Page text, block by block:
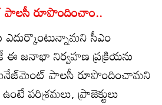
రూపొందించాం..
ఎదుర్కొంటున్నామని సీఎం
ఈ జనాభా నిర్వహణ ప్రక్రియను
పాలసీ రూపొందించామని
పరిశ్రమలు, ప్రాజెక్టులు